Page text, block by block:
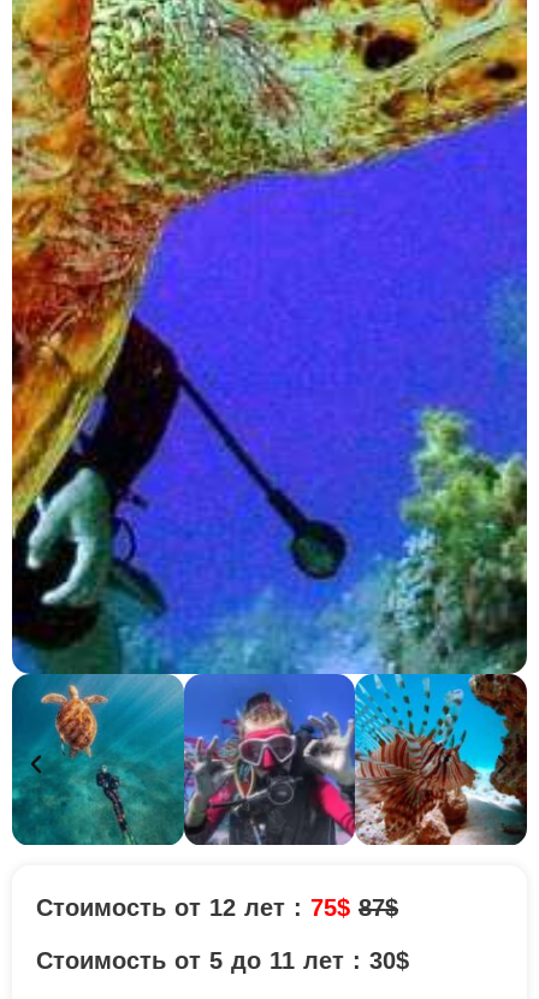
Стоимость от 12 лет : 75$ 87$
Стоимость от 5 до 11 лет : 30$